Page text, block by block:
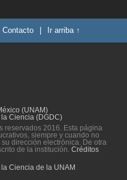
Contacto Ir arriba ↑
(UNAM)
Ciencia (DGDC)
reservados 2016. Esta página
siempre y cuando no
dirección electrónica. De otra
de la institución. Créditos
Ciencia de la UNAM